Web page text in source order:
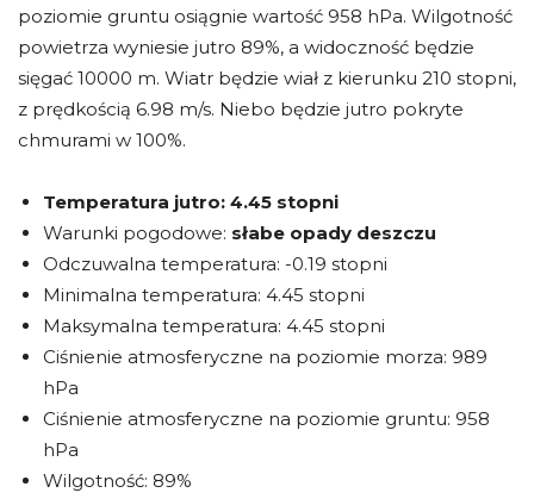
poziomie gruntu osiągnie wartość 958 hPa. Wilgotność
powietrza wyniesie jutro 89%, a widoczność będzie
sięgać 10000 m. Wiatr będzie wiał z kierunku 210 stopni,
z prędkością 6.98 m/s. Niebo będzie jutro pokryte
chmurami w 100%.
Temperatura jutro: 4.45 stopni
Warunki pogodowe: słabe opady deszczu
Odczuwalna temperatura: -0.19 stopni
Minimalna temperatura: 4.45 stopni
Maksymalna temperatura: 4.45 stopni
Ciśnienie atmosferyczne na poziomie morza: 989
hPa
Ciśnienie atmosferyczne na poziomie gruntu: 958
hPa
Wilgotność: 89%